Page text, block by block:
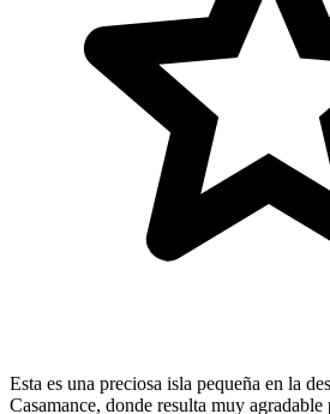
Esta es una preciosa isla pequeña en la
Casamance, donde resulta muy agradable